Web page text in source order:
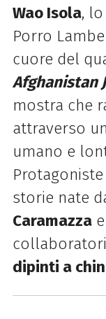
Wao Isola,
Porro
cuore del
Afghanistan
mostra che
attraverso
umano e
storie nate
Caramazzae
dipinti a